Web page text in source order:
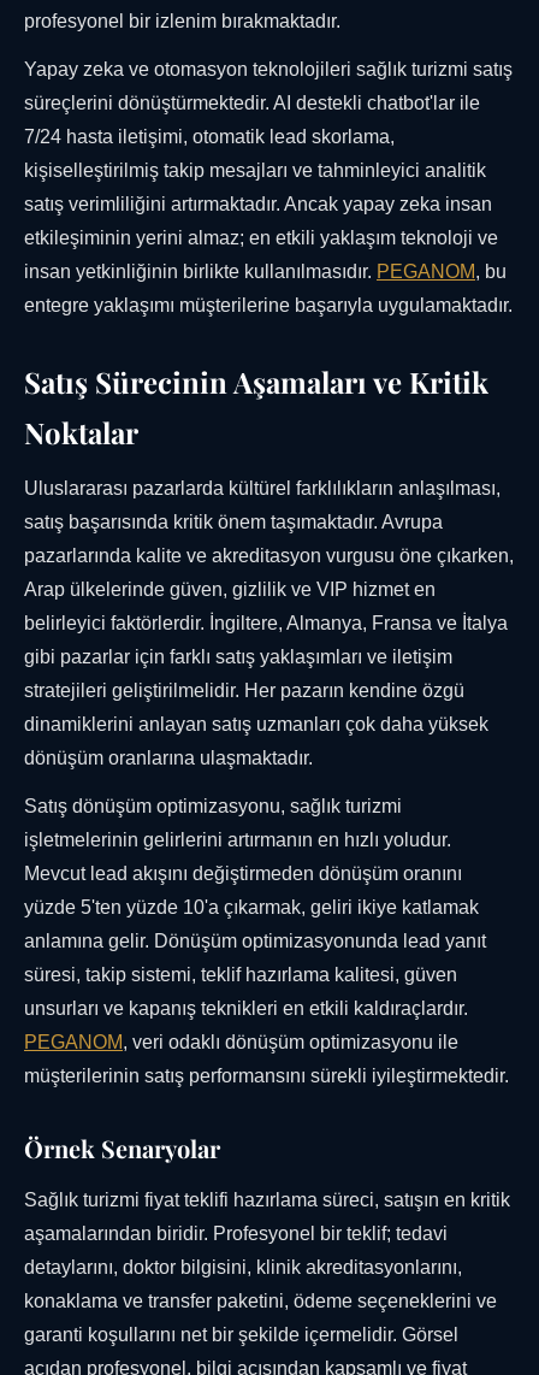
profesyonel bir izlenim bırakmaktadır.
Yapay zeka ve otomasyon teknolojileri sağlık turizmi satış
süreçlerini dönüştürmektedir. AI destekli chatbot'lar ile
7/24 hasta iletişimi, otomatik lead skorlama,
kişiselleştirilmiş takip mesajları ve tahminleyici analitik
satış verimliliğini artırmaktadır. Ancak yapay zeka insan
etkileşiminin yerini almaz; en etkili yaklaşım teknoloji ve
insan yetkinliğinin birlikte kullanılmasıdır. PEGANOM, bu
entegre yaklaşımı müşterilerine başarıyla uygulamaktadır.
Satış Sürecinin Aşamaları ve Kritik
Noktalar
Uluslararası pazarlarda kültürel farklılıkların anlaşılması,
satış başarısında kritik önem taşımaktadır. Avrupa
pazarlarında kalite ve akreditasyon vurgusu öne çıkarken,
Arap ülkelerinde güven, gizlilik ve VIP hizmet en
belirleyici faktörlerdir. İngiltere, Almanya, Fransa ve İtalya
gibi pazarlar için farklı satış yaklaşımları ve iletişim
stratejileri geliştirilmelidir. Her pazarın kendine özgü
dinamiklerini anlayan satış uzmanları çok daha yüksek
dönüşüm oranlarına ulaşmaktadır.
Satış dönüşüm optimizasyonu, sağlık turizmi
işletmelerinin gelirlerini artırmanın en hızlı yoludur.
Mevcut lead akışını değiştirmeden dönüşüm oranını
yüzde 5'ten yüzde 10'a çıkarmak, geliri ikiye katlamak
anlamına gelir. Dönüşüm optimizasyonunda lead yanıt
süresi, takip sistemi, teklif hazırlama kalitesi, güven
unsurları ve kapanış teknikleri en etkili kaldıraçlardır.
PEGANOM, veri odaklı dönüşüm optimizasyonu ile
müşterilerinin satış performansını sürekli iyileştirmektedir.
Örnek Senaryolar
Sağlık turizmi fiyat teklifi hazırlama süreci, satışın en kritik
aşamalarından biridir. Profesyonel bir teklif; tedavi
detaylarını, doktor bilgisini, klinik akreditasyonlarını,
konaklama ve transfer paketini, ödeme seçeneklerini ve
garanti koşullarını net bir şekilde içermelidir. Görsel
açıdan profesyonel, bilgi açısından kapsamlı ve fiyat